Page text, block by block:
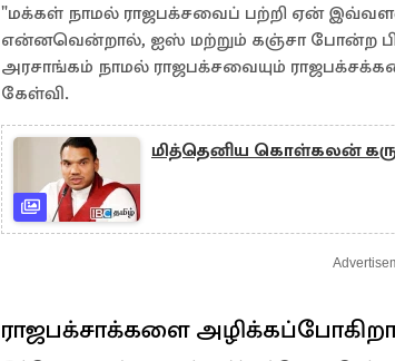
"மக்கள் நாமல் ராஜபக்சவைப் பற்றி ஏன்
என்னவென்றால், ஐஸ் மற்றும் கஞ்சா போன்ற
அரசாங்கம் நாமல் ராஜபக்சவையும்
கேள்வி.
மித்தெனிய கொள்கலன்
ராஜபக்சாக்களை